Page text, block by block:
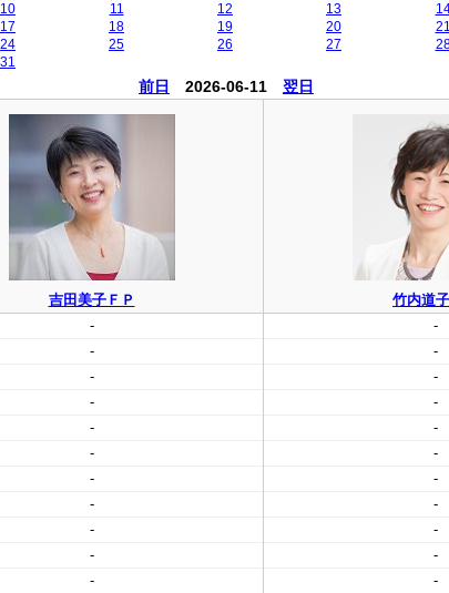
10 11 12 13
17 18 19 20 21
24 25 26 27
31
前日 2026-06-11 翌日
吉田美子ＦＰ
竹内道
-
-
-
-
-
-
-
-
-
-
-
-
-
-
-
-
-
-
-
-
- -